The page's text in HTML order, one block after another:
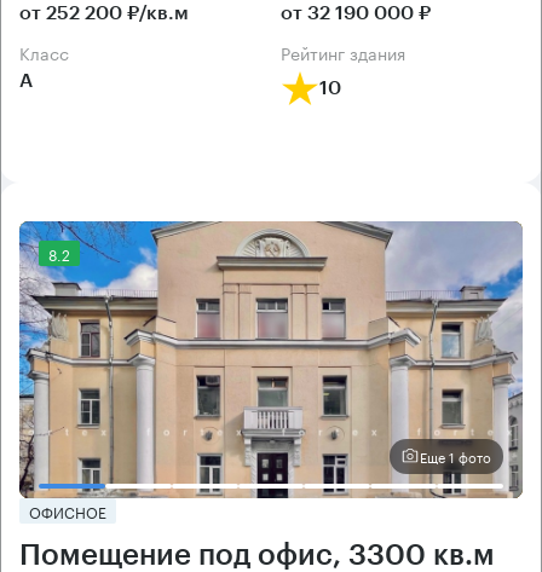
от 252 200 ₽/кв.м от 32 190 000 ₽
класс
А
рейтинг здания
10
8.2
Еще 1 фото
ОФИСНОЕ
Помещение под офис, 3300 кв.м